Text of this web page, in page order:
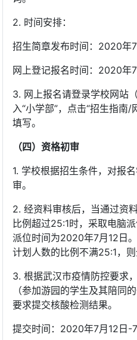
2. 时间安排：
招生简章发布时间：2020年
网上登记报名时间：2020年
3. 网上报名请登录学校网站
入“小学部”，点击“招生指南
填写。
（四）资格初审
1. 学校根据招生条件，对报
审。
2. 经资料审核后，当通过资
比例超过25:1时，采取电脑
派位时间为2020年7月12日
计划人数的比例不满25:1，则
3. 根据武汉市疫情防控要求
（参加游园的学生及其陪同
要求提交核酸检测结果。
提交时间：2020年7月12日-